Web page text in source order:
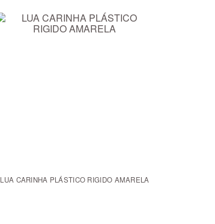
LUA CARINHA PLÁSTICO RIGIDO AMARELA